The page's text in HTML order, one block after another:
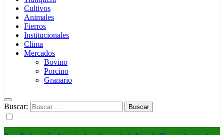
Cultivos
Animales
Fierros
Institucionales
Clima
Mercados
Bovino
Porcino
Granario
Buscar: